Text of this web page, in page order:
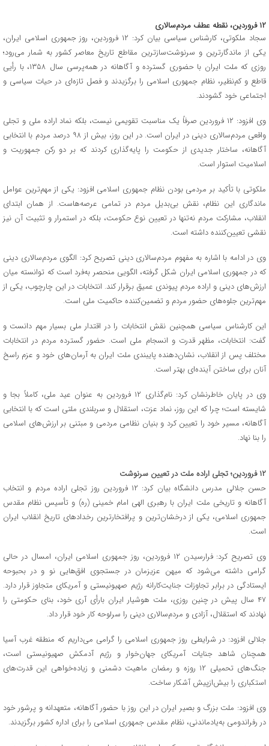
۱۲ فروردین، نقطه عطف مردم‌سالاری
سجاد ملکوتی، کارشناس سیاسی بیان کرد: ۱۲ فروردین، روز جمهوری اسلامی ایران،
یکی از ماندگارترین و سرنوشت‌سازترین مقاطع تاریخ معاصر کشور به شمار می‌رود؛
روزی که ملت ایران با حضوری گسترده و آگاهانه در همه‌پرسی سال ۱۳۵۸، با رأیی
قاطع و کم‌نظیر، نظام جمهوری اسلامی را برگزیدند و فصل تازه‌ای در حیات سیاسی و
اجتماعی خود گشودند.
وی افزود: ۱۲ فروردین صرفاً یک مناسبت تقویمی نیست، بلکه نماد اراده ملی و تجلی
واقعی مردم‌سالاری دینی در ایران است. در این روز، بیش از ۹۸ درصد مردم با انتخابی
آگاهانه، ساختار جدیدی از حکومت را پایه‌گذاری کردند که بر دو رکن جمهوریت و
اسلامیت استوار است.
ملکوتی با تأکید بر مردمی بودن نظام جمهوری اسلامی افزود: یکی از مهم‌ترین عوامل
ماندگاری این نظام، نقش بی‌بدیل مردم در تمامی عرصه‌هاست. از همان ابتدای
انقلاب، مشارکت مردم نه‌تنها در تعیین نوع حکومت، بلکه در استمرار و تثبیت آن نیز
نقشی تعیین‌کننده داشته است.
وی در ادامه با اشاره به مفهوم مردم‌سالاری دینی تصریح کرد: الگوی مردم‌سالاری دینی
که در جمهوری اسلامی ایران شکل گرفته، الگویی منحصر به‌فرد است که توانسته میان
ارزش‌های دینی و اراده مردم پیوندی عمیق برقرار کند. انتخابات در این چارچوب، یکی از
مهم‌ترین جلوه‌های حضور مردم و تضمین‌کننده حاکمیت ملی است.
این کارشناس سیاسی همچنین نقش انتخابات را در اقتدار ملی بسیار مهم دانست و
گفت: انتخابات، مظهر قدرت و انسجام ملی است. حضور گسترده مردم در انتخابات
مختلف پس از انقلاب، نشان‌دهنده پایبندی ملت ایران به آرمان‌های خود و عزم راسخ
آنان برای ساختن آینده‌ای بهتر است.
وی در پایان خاطرنشان کرد: نام‌گذاری ۱۲ فروردین به عنوان عید ملی، کاملاً بجا و
شایسته است؛ چرا که این روز، نماد عزت، استقلال و سربلندی ملتی است که با انتخابی
آگاهانه، مسیر خود را تعیین کرد و بنیان نظامی مردمی و مبتنی بر ارزش‌های اسلامی
را بنا نهاد.
۱۲ فروردین؛ تجلی اراده ملت در تعیین سرنوشت
حسن جلالی مدرس دانشگاه بیان کرد: ۱۲ فروردین روز تجلی اراده مردم و انتخاب
آگاهانه و تاریخی ملت ایران با رهبری الهی امام خمینی (ره) و تأسیس نظام مقدس
جمهوری اسلامی، یکی از درخشان‌ترین و پرافتخارترین رخدادهای تاریخ انقلاب ایران
است.
وی تصریح کرد: فرارسیدن ۱۲ فروردین، روز جمهوری اسلامی ایران، امسال در حالی
گرامی داشته می‌شود که میهن عزیزمان در جستجوی افق‌هایی نو و در بحبوحه
ایستادگی در برابر تجاوزات جنایت‌کارانه رژیم صهیونیستی و آمریکای متجاوز قرار دارد.
۴۷ سال پیش در چنین روزی، ملت هوشیار ایران بارأی آری خود، بنای حکومتی را
نهادند که استقلال، آزادی و مردم‌سالاری دینی را سرلوحه کار خود قرار داد.
جلالی افزود: در شرایطی روز جمهوری اسلامی را گرامی می‌داریم که منطقه غرب آسیا
همچنان شاهد جنایات آمریکای جهان‌خوار و رژیم آدمکش صهیونیستی است،
جنگ‌های تحمیلی ۱۲ روزه و رمضان ماهیت دشمنی و زیاده‌خواهی این قدرت‌های
استکباری را بیش‌ازپیش آشکار ساخت.
وی افزود: ملت بزرگ و بصیر ایران در این روز با حضور آگاهانه، متعهدانه و پرشور خود
در رفراندومی به‌یادماندنی، نظام مقدس جمهوری اسلامی را برای اداره کشور برگزیدند.